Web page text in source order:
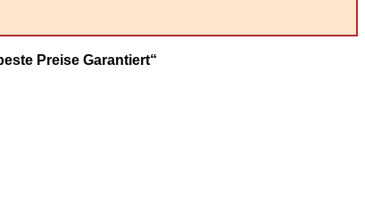
Preise Garantiert“